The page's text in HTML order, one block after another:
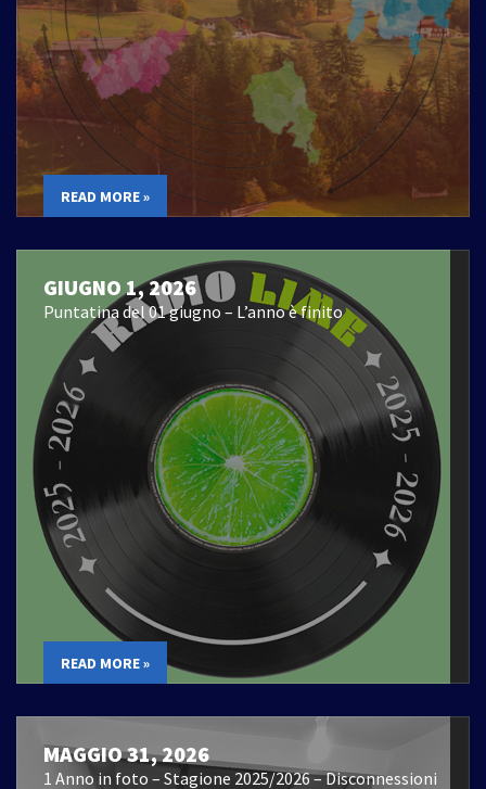
READ MORE »
GIUGNO 1, 2026
Puntatina del 01 giugno – L’anno è finito
READ MORE »
MAGGIO 31, 2026
1 Anno in foto – Stagione 2025/2026 – Disconnessioni